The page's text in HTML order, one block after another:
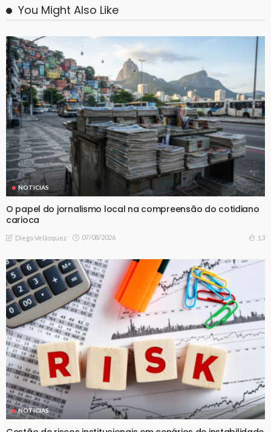
You Might Also Like
NOTICIAS
O papel do jornalismo local na compreensão do cotidiano
carioca
Diego Velázquez 07/08/2026 13
NOTICIAS